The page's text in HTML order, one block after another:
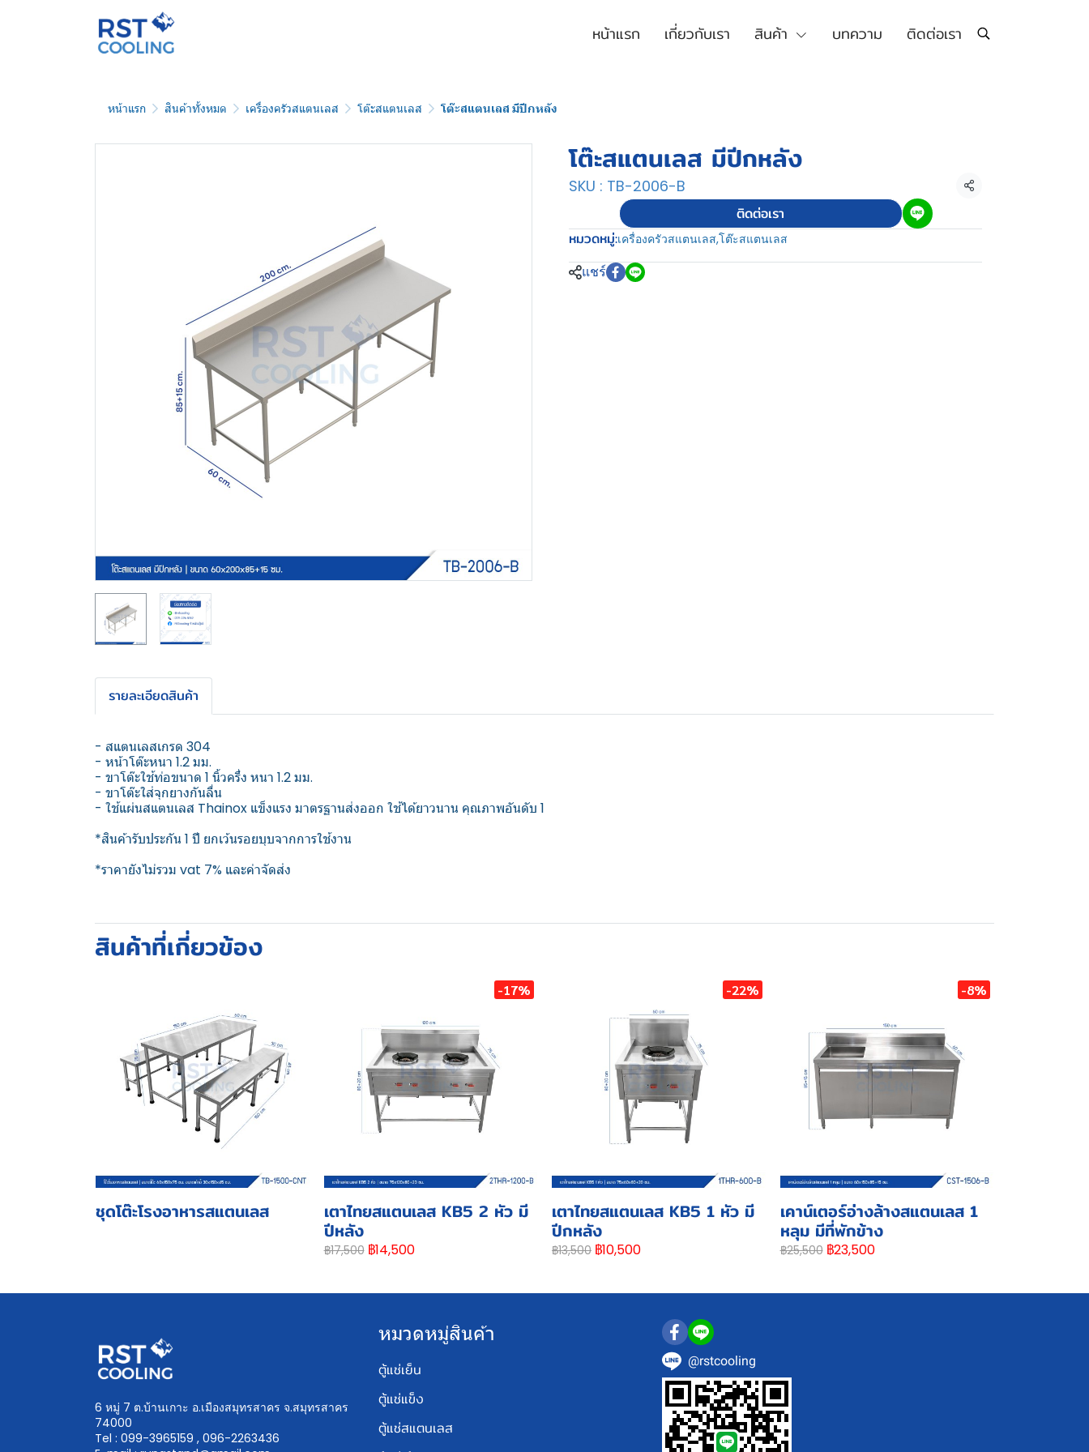
หน้าแรก เกี่ยวกับเรา สินค้า บทความ ติดต่อเรา
หน้าแรก สินค้าทั้งหมด เครื่องครัวสแตนเลส โต๊ะสแตนเลส โต๊ะสแตนเลส มีปีกหลัง
โต๊ะสแตนเลส มีปีกหลัง
SKU : TB-2006-B
แชร์
ติดต่อเรา
หมวดหมู่:เครื่องครัวสแตนเลส,โต๊ะสแตนเลส
แชร์
รายละเอียดสินค้า
- สแตนเลสเกรด 304
- หน้าโต๊ะหนา 1.2 มม.
- ขาโต๊ะใช้ท่อขนาด 1 นิ้วครึ่ง หนา 1.2 มม.
- ขาโต๊ะใส่จุกยางกันลื่น
- ใช้แผ่นสแตนเลส Thainox แข็งแรง มาตรฐานส่งออก ใช้ได้ยาวนาน คุณภาพอันดับ 1
*สินค้ารับประกัน 1 ปี ยกเว้นรอยบุบจากการใช้งาน
*ราคายังไม่รวม vat 7% และค่าจัดส่ง
สินค้าที่เกี่ยวข้อง
ชุดโต๊ะโรงอาหารสแตนเลส
-17%
เตาไทยสแตนเลส KB5 2 หัว มี
ปีหลัง
฿17,500 ฿14,500
-22%
เตาไทยสแตนเลส KB5 1 หัว มี
ปีกหลัง
฿13,500 ฿10,500
-8%
เคาน์เตอร์อ่างล้างสแตนเลส 1
หลุม มีที่พักข้าง
฿25,500 ฿23,500
6 หมู่ 7 ต.บ้านเกาะ อ.เมืองสมุทรสาคร จ.สมุทรสาคร
74000
Tel : 099-3965159 , 096-2263436
หมวดหมู่สินค้า
ตู้แช่เย็น
ตู้แช่แข็ง
ตู้แช่สแตนเลส
@rstcooling